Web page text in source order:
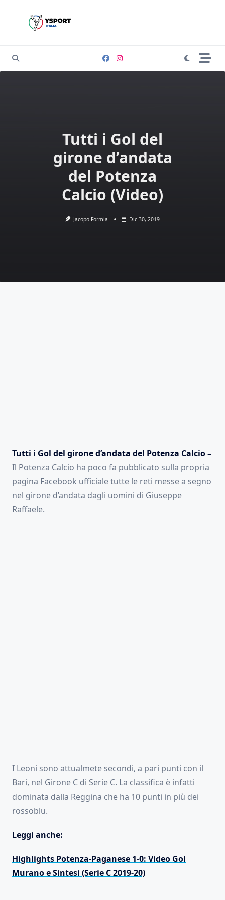
Tutti i Gol del
girone d’andata
del Potenza
Calcio (Video)
Jacopo Formia Dic 30, 2019
Tutti i Gol del girone d’andata del Potenza Calcio –
Il Potenza Calcio ha poco fa pubblicato sulla propria
pagina Facebook ufficiale tutte le reti messe a segno
nel girone d’andata dagli uomini di Giuseppe
Raffaele.
I Leoni sono attualmete secondi, a pari punti con il
Bari, nel Girone C di Serie C. La classifica è infatti
dominata dalla Reggina che ha 10 punti in più dei
rossoblu.
Leggi anche:
Highlights Potenza-Paganese 1-0: Video Gol
Murano e Sintesi (Serie C 2019-20)